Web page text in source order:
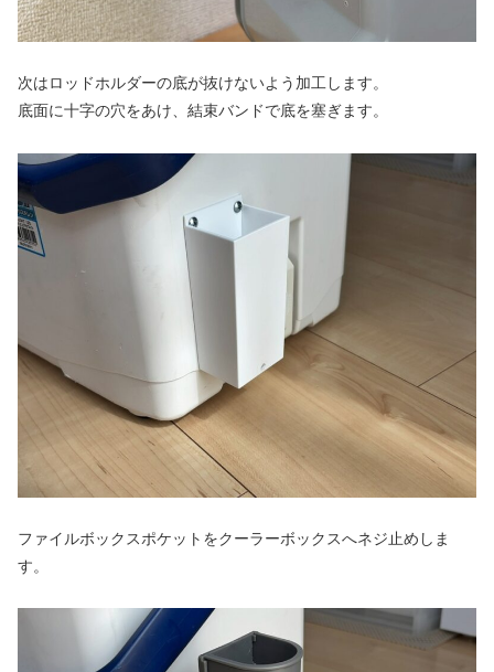
次はロッドホルダーの底が抜けないよう加工します。
底面に十字の穴をあけ、結束バンドで底を塞ぎます。
ファイルボックスポケットをクーラーボックスへネジ止めしま
す。